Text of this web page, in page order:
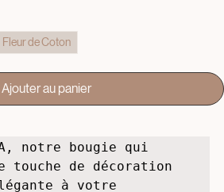
Fleur de Coton
Ajouter au panier